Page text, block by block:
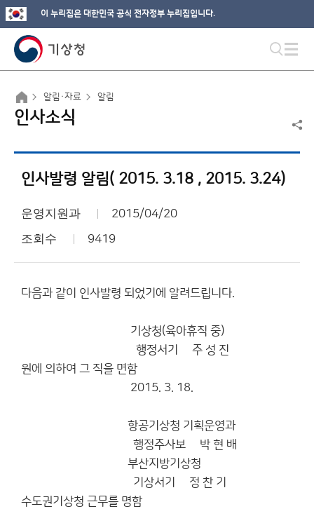
이 누리집은 대한민국 공식 전자정부 누리집입니다.
알림·자료 알림
인사소식
인사발령 알림( 2015. 3.18 , 2015. 3.24)
운영지원과 2015/04/20
조회수 9419
다음과 같이 인사발령 되었기에 알려드립니다.
기상청(육아휴직 중)
행정서기 주 성 진
원에 의하여 그 직을 면함
2015. 3. 18.
항공기상청 기획운영과
행정주사보 박 현 배
부산지방기상청
기상서기 정 찬 기
수도권기상청 근무를 명함